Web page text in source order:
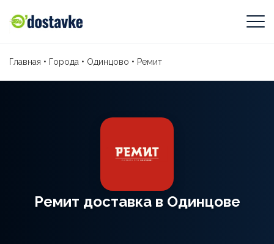
Главная • Города • Одинцово • Ремит
Ремит доставка в Одинцове